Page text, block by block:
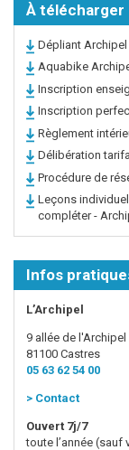
À télécharger
Dépliant Archipel
Aquabike
Inscription
Inscription
Règlement
Délibération
Procédure de
Leçons
compléter -
Infos
L’Archipel
9 allée de l'Archipel
81100 Castres
05 63 62 54 00
> Contact
Ouvert 7j/7
toute l’année (sauf